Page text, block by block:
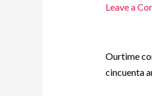
Leave a
Ourtime
cincuenta